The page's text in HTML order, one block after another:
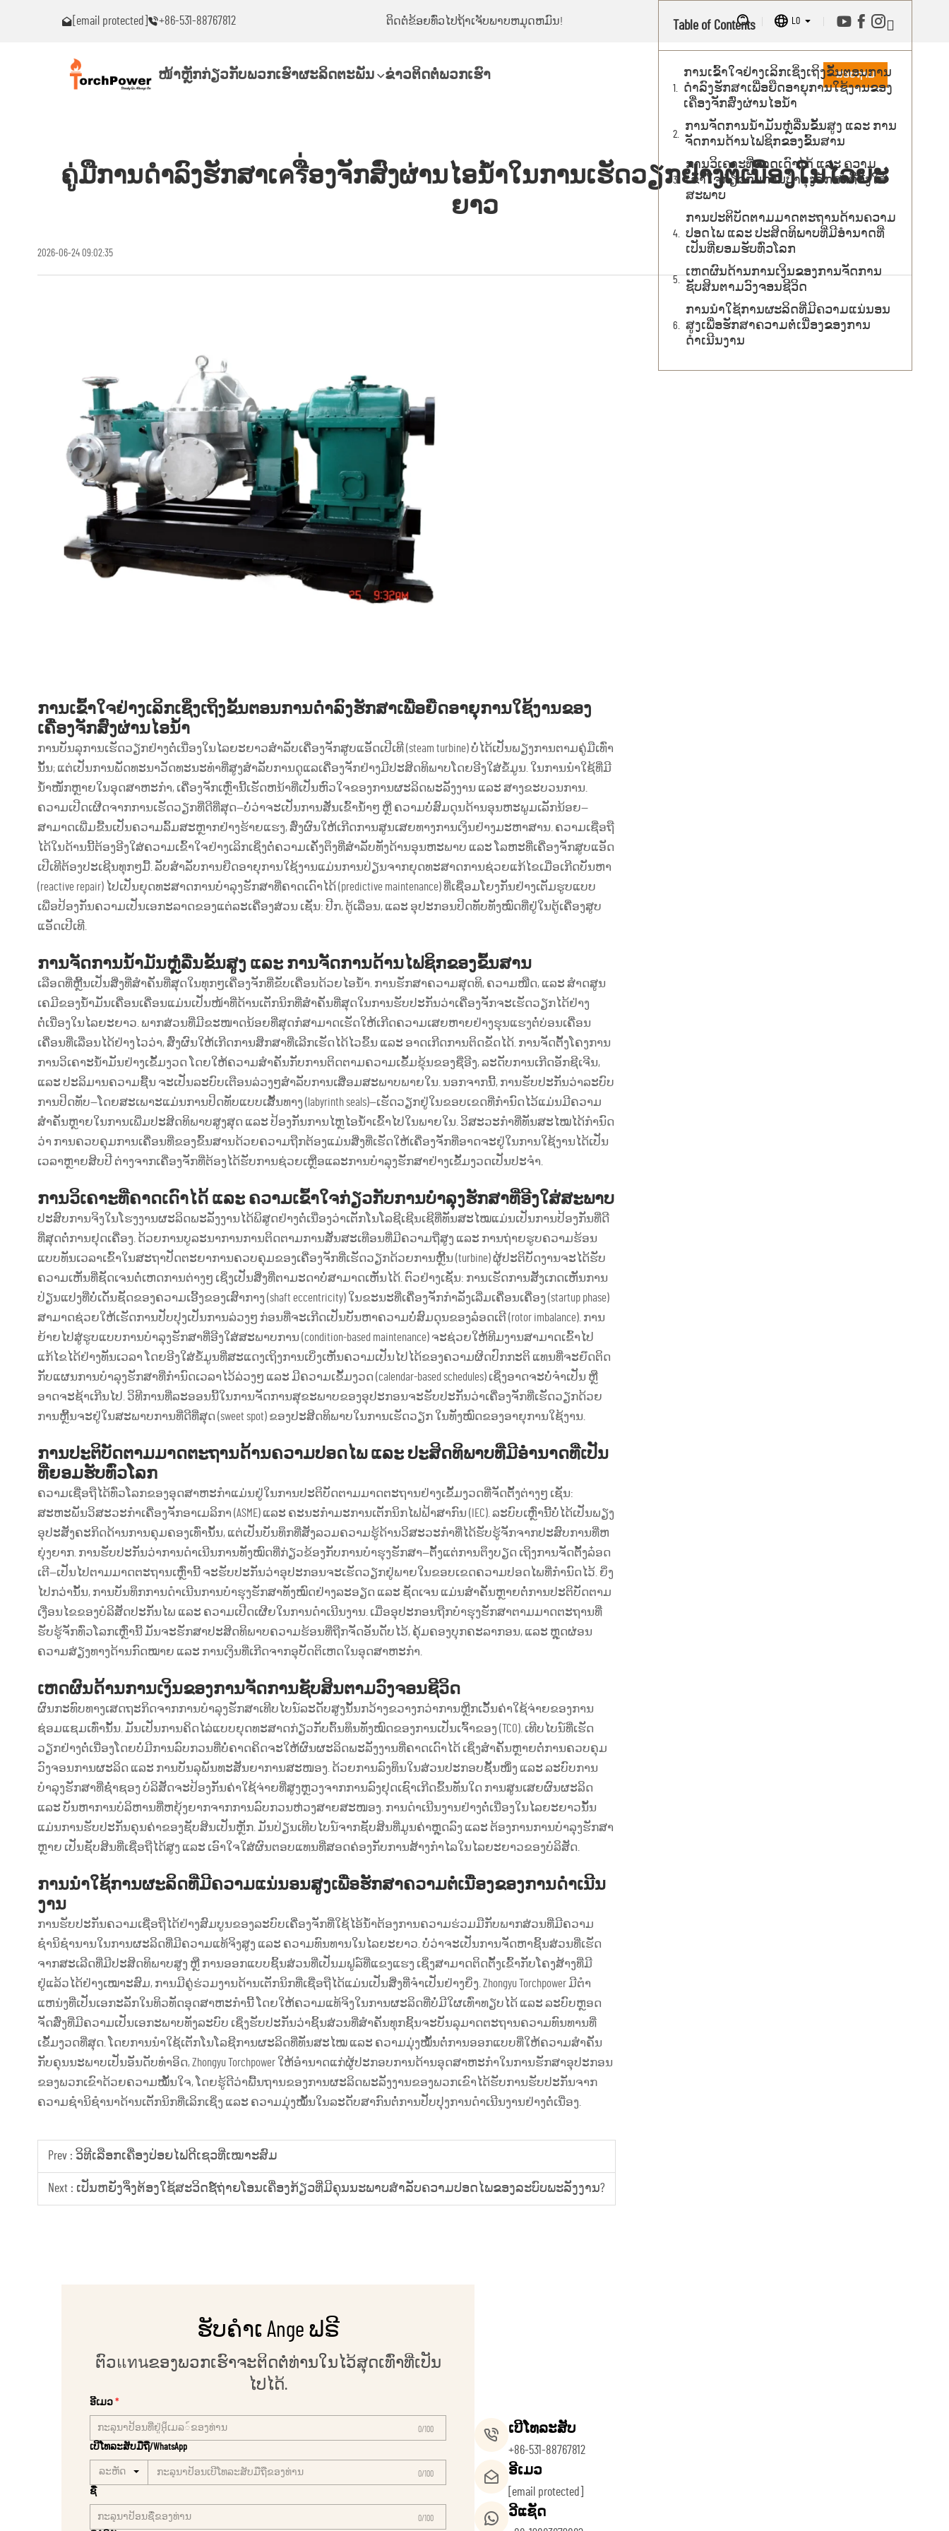
[email protected] +86-531-88767812
ຕິດຕໍ່ຂ້ອຍທົ່ວໄປຖ້າເຈັບພາບຫມຸດຫມົນ! ຕິດຕໍ່ຂ້ອຍທົ່ວໄປຖ້າເຈັບພາບຫມຸດຫມົນ! LO
ໜ້າຫຼັກກ່ຽວກັບພວກເຮົາຜະລິດຕະພັນ ຂ່າວຕິດຕໍ່ພວກເຮົາ ສອບຖາມ
ຄູ່ມືການດຳລົງຮັກສາເครື່ອງຈັກສົ່ງຜ່ານໄອນ້ຳໃນການເຮັດວຽກຢ່າງຕໍ່ເນື່ອງໃນໄລຍະ
ຍາວ
2026-06-24 09:02:35
ການເຂົ້າໃຈຢ່າງເລິກເຊິ່ງເຖິງຂັ້ນຕອນການດຳລົງຮັກສາເພື່ອຍືດອາຍຸການໃຊ້ງານຂອງ
ເຄື່ອງຈັກສົ່ງຜ່ານໄອນ້ຳ
ການບັນລຸການເຮັດວຽກຢ່າງຕໍ່ເນື່ອງໃນໄລຍະຍາວສຳລັບເຄື່ອງຈັກສູບແອັດເປີເທີ (steam turbine) ບໍ່ໄດ້ເປັນພຽງການຕາມຄູ່ມືເທົ່າ
ນັ້ນ; ແຕ່ເປັນການພັດທະນາວັດທະນະທຳທີ່ສູງສຳລັບການດູແລເຄື່ອງຈັກຢ່າງມີປະສິດທິພາບໂດຍອີງໃສ່ຂໍ້ມູນ. ໃນການນຳໃຊ້ທີ່ມີ
ນ້ຳໜັກຫຼາຍໃນອຸດສາຫະກຳ, ເຄື່ອງຈັກເຫຼົ່ານີ້ເຮັດຫນ້າທີ່ເປັນຫົວໃຈຂອງການຜະລິດພະລັງງານ ແລະ ສາງຂະບວນການ.
ຄວາມເປີດເຜີດຈາກການເຮັດວຽກທີ່ດີທີ່ສຸດ—ບໍ່ວ່າຈະເປັນການສັ່ນເຂົ້ານ້ຳໆ ຫຼື ຄວາມບໍ່ສົມດຸນດ້ານອຸນຫະພູມເລັກນ້ອຍ—
ສາມາດເພີ່ມຂື້ນເປັນຄວາມລົ້ມສະຫຼາກຢ່າງຮ້າຍແຮງ, ສົ່ງຜົນໃຫ້ເກີດການສູນເສຍທາງການເງິນຢ່າງມະຫາສານ. ຄວາມເຊື່ອຖື
ໄດ້ໃນດ້ານນີ້ຕ້ອງອີງໃສ່ຄວາມເຂົ້າໃຈຢ່າງເລິກເຊິ່ງຕໍ່ຄວາມເຄັ່ງຕຶງທີ່ສຳລັບທັງດ້ານອຸນຫະພາບ ແລະ ໂລຫະທີ່ເຄື່ອງຈັກສູບແອັດ
ເປີເທີຕ້ອງປະເຊີນທຸກໆມື້. ລັບສຳລັບການຍືດອາຍຸການໃຊ້ງານແມ່ນການປ່ຽນຈາກຍຸດທະສາດການຊ່ວຍແກ້ໄຂເມື່ອເກີດບັນຫາ
(reactive repair) ໄປເປັນຍຸດທະສາດການບຳລຸງຮັກສາທີ່ຄາດເດົາໄດ້ (predictive maintenance) ທີ່ເຊື່ອມໂຍງກັນຢ່າງເຕັມຮູບແບບ
ເພື່ອປ້ອງກັນຄວາມເປັນເອກະລາດຂອງແຕ່ລະເຄື່ອງສ່ວນ ເຊັ່ນ: ປີກ, ຕູ້ເລື່ອນ, ແລະ ອຸປະກອນປິດທັບທັງໝົດທີ່ຢູ່ໃນຕູ້ເຄື່ອງສູບ
ແອັດເປີເທີ.
ການຈັດການນ້ຳມັນຫຼໍ່ລື່ນຂັ້ນສູງ ແລະ ການຈັດການດ້ານໄຟຊິກຂອງຂົ້ນສານ
ເລືອດທີ່ຫຼີ້ນເປັນສິ່ງທີ່ສຳຄັນທີ່ສຸດໃນທຸກໆເຄື່ອງຈັກທີ່ຂັບເຄື່ອນດ້ວຍໄອນ້ຳ. ການຮັກສາຄວາມສຸດທິ, ຄວາມໜືດ, ແລະ ສຳດສູນ
ເຄມີຂອງນ້ຳມັນເຄື່ອນເຄື່ອນແມ່ນເປັນໜ້າທີ່ດ້ານເຕັກນິກທີ່ສຳຄັນທີ່ສຸດໃນການຮັບປະກັນວ່າເຄື່ອງຈັກຈະເຮັດວຽກໄດ້ຢ່າງ
ຕໍ່ເນື່ອງໃນໄລຍະຍາວ. ພາກສ່ວນທີ່ມີຂະໜາດນ້ອຍທີ່ສຸດກໍສາມາດເຮັດໃຫ້ເກີດຄວາມເສຍຫາຍຢ່າງຮຸນແຮງຕໍ່ບ່ອນເຄື່ອນ
ເຄື່ອນທີ່ເລື່ອນໄດ້ຢ່າງໄວວ່າ, ສົ່ງຜົນໃຫ້ເກີດການສຶກສາທີ່ເລີກເຮັດໄດ້ໄວຂຶ້ນ ແລະ ອາດເກີດການຕິດຂັດໄດ້. ການຈັດຕັ້ງໂຄງການ
ການວິເຄາະນ້ຳມັນຢ່າງເຂັ້ມງວດ ໂດຍໃຫ້ຄວາມສຳຄັນກັບການຕິດຕາມຄວາມເຂັ້ມຂຸ້ນຂອງຊື່ອີງ, ລະດັບການເກີດອັກຊີເຈີນ,
ແລະ ປະລິມານຄວາມຊື້ນ ຈະເປັນລະບົບເຕືອນລ່ວງໆສຳລັບການເສື່ອມສະພາບພາຍໃນ. ນອກຈາກນີ້, ການຮັບປະກັນວ່າລະບົບ
ການປິດທັບ—ໂດຍສະເພາະແມ່ນການປິດທັບແບບເສັ້ນທາງ (labyrinth seals)—ເຮັດວຽກຢູ່ໃນຂອບເຂດທີ່ກຳນົດໄວ້ແມ່ນມີຄວາມ
ສຳຄັນຫຼາຍໃນການເພີ່ມປະສິດທິພາບສູງສຸດ ແລະ ປ້ອງກັນການໄຫຼໄອນ້ຳເຂົ້າໄປໃນພາຍໃນ. ວິສະວະກຳທີ່ທັນສະໄໝໄດ້ກຳນົດ
ວ່າ ການຄວບຄຸມການເຄື່ອນທີ່ຂອງຂົ້ນສານດ້ວຍຄວາມຖືກຕ້ອງແມ່ນສິ່ງທີ່ເຮັດໃຫ້ເຄື່ອງຈັກທີ່ອາດຈະຢູ່ໃນການໃຊ້ງານໄດ້ເປັນ
ເວລາຫຼາຍສິບປີ ຕ່າງຈາກເຄື່ອງຈັກທີ່ຕ້ອງໄດ້ຮັບການຊ່ວຍເຫຼືອແລະການບໍາລຸງຮັກສາຢ່າງເຂັ້ມງວດເປັນປະຈຳ.
ການວິເຄາະທີ່ຄາດເດົາໄດ້ ແລະ ຄວາມເຂົ້າໃຈກ່ຽວກັບການບໍາລຸງຮັກສາທີ່ອີງໃສ່ສະພາບ
ປະສົບການຈິງໃນໂຮງງານຜະລິດພະລັງງານໄດ້ພິສູດຢ່າງຕໍ່ເນື່ອງວ່າເຕັກໂນໂລຊີເຊີນເຊີທີ່ທັນສະໄໝແມ່ນເປັນການປ້ອງກັນທີ່ດີ
ທີ່ສຸດຕໍ່ການຢຸດເຄື່ອງ. ດ້ວຍການບູລະນາການການຕິດຕາມການສັ່ນສະເທືອນທີ່ມີຄວາມຖີ່ສູງ ແລະ ການຖ່າຍຮູບຄວາມຮ້ອນ
ແບບທັນເວລາເຂົ້າໃນສະຖາປັດຕະຍາການຄວບຄຸມຂອງເຄື່ອງຈັກທີ່ເຮັດວຽກດ້ວຍການຫຼີ້ນ (turbine) ຜູ້ປະຕິບັດງານຈະໄດ້ຮັບ
ຄວາມເຫັນທີ່ຊັດເຈນຕໍ່ເຫດການຕ່າງໆ ເຊິ່ງເປັນສິ່ງທີ່ຕາມະດາບໍ່ສາມາດເຫັນໄດ້. ຕົວຢ່າງເຊັ່ນ: ການເຮັດການສັງເກດເຫັນການ
ປ່ຽນແປງທີ່ບໍ່ເດັ່ນຊັດຂອງຄວາມເອີ້ງຂອງເສົາກາງ (shaft eccentricity) ໃນຂະນະທີ່ເຄື່ອງຈັກກຳລັງເລີ່ມເຄື່ອນເຄື່ອງ (startup phase)
ສາມາດຊ່ວຍໃຫ້ເຮັດການປັບປຸງເປັນການລ່ວງໆ ກ່ອນທີ່ຈະເກີດເປັນບັນຫາຄວາມບໍ່ສົມດຸນຂອງລ໋ອດເຕີ (rotor imbalance). ການ
ຍ້າຍໄປສູ່ຮູບແບບການບໍາລຸງຮັກສາທີ່ອີງໃສ່ສະພາບການ (condition-based maintenance) ຈະຊ່ວຍໃຫ້ທີມງານສາມາດເຂົ້າໄປ
ແກ້ໄຂໄດ້ຢ່າງທັນເວລາ ໂດຍອີງໃສ່ຂໍ້ມູນທີ່ສະແດງເຖິງການເບິ່ງເຫັນຄວາມເປັນໄປໄດ້ຂອງຄວາມຜິດປົກກະຕິ ແທນທີ່ຈະຍึດຕິດ
ກັບແຜນການບໍາລຸງຮັກສາທີ່ກຳນົດເວລາໄວ້ລ່ວງໆ ແລະ ມີຄວາມເຂັ້ມງວດ (calendar-based schedules) ເຊິ່ງອາດຈະບໍ່ຈຳເປັນ ຫຼື
ອາດຈະຊ້າເກີນໄປ. ວິທີການທີ່ລະອອນນີ້ໃນການຈັດການສຸຂະພາບຂອງອຸປະກອນຈະຮັບປະກັນວ່າເຄື່ອງຈັກທີ່ເຮັດວຽກດ້ວຍ
ການຫຼີ້ນຈະຢູ່ໃນສະພາບການທີ່ດີທີ່ສຸດ (sweet spot) ຂອງປະສິດທິພາບໃນການເຮັດວຽກ ໃນທັງໝົດຂອງອາຍຸການໃຊ້ງານ.
ການປະຕິບັດຕາມມາດຕະຖານດ້ານຄວາມປອດໄພ ແລະ ປະສິດທິພາບທີ່ມີອຳນາດທີ່ເປັນ
ທີ່ຍອມຮັບທົ່ວໂລກ
ຄວາມເຊື່ອຖືໄດ້ທົ່ວໂລກຂອງອຸດສາຫະກຳແມ່ນຢູ່ໃນການປະຕິບັດຕາມມາດຕະຖານຢ່າງເຂັ້ມງວດທີ່ຈັດຕັ້ງຕ່າງໆ ເຊັ່ນ:
ສະຫະພັນວິສະວະກຳເຄື່ອງຈັກອາເມລິກາ (ASME) ແລະ ຄະນະກຳມະການເຕັກນິກໄຟຟ້າສາກົນ (IEC). ລະບົບເຫຼົ່ານີ້ບໍ່ໄດ້ເປັນພຽງ
ອຸປະສັງຄະກິດດ້ານການຄຸມຄອງເທົ່ານັ້ນ, ແຕ່ເປັນບັນທຶກທີ່ສັງລວມຄວາມຮູ້ດ້ານວິສະວະກຳທີ່ໄດ້ຮັບຮູ້ຈັກຈາກປະສົບການທີ່ຫ
ຍຸ່ງຍາກ. ການຮັບປະກັນວ່າການດຳເນີນການທັງໝົດທີ່ກ່ຽວຂ້ອງກັບການບໍາຮຸງຮັກສາ—ຕັ້ງແຕ່ການຕຶງບຽດ ເຖິງການຈັດຕັ້ງລ໋ອດ
ເຕີ—ເປັນໄປຕາມມາດຕະຖານເຫຼົ່ານີ້ ຈະຮັບປະກັນວ່າອຸປະກອນຈະເຮັດວຽກຢູ່ພາຍໃນຂອບເຂດຄວາມປອດໄພທີ່ກຳນົດໄວ້. ຍິ່ງ
ໄປກວ່ານັ້ນ, ການບັນທຶກການດຳເນີນການບໍາຮຸງຮັກສາທັງໝົດຢ່າງລະອຽດ ແລະ ຊັດເຈນ ແມ່ນສຳຄັນຫຼາຍຕໍ່ການປະຕິບັດຕາມ
ເງື່ອນໄຂຂອງບໍລິສັດປະກັນໄພ ແລະ ຄວາມເປີດເຜີຍໃນການດຳເນີນງານ. ເມື່ອອຸປະກອນຖືກບໍາຮຸງຮັກສາຕາມມາດຕະຖານທີ່
ຮັບຮູ້ຈັກທົ່ວໂລກເຫຼົ່ານີ້ ມັນຈະຮັກສາປະສິດທິພາບຄວາມຮ້ອນທີ່ຖືກຈັດອັນດັບໄວ້, ຄຸ້ມຄອງບຸກຄະລາກອນ, ແລະ ຫຼຸດຜ່ອນ
ຄວາມສ່ຽງທາງດ້ານກົດໝາຍ ແລະ ການເງິນທີ່ເກີດຈາກອຸບັດຕິເຫດໃນອຸດສາຫະກຳ.
ເຫດຜົນດ້ານການເງິນຂອງການຈັດການຊັບສິນຕາມວົງຈອນຊີວິດ
ຜົນກະທົບທາງເສດຖະກິດຈາກການບຳລຸງຮັກສາເທີບໄບນ໌ລະດັບສູງນັ້ນກວ້າງຂວາງກວ່າການຫຼີກເວັ້ນຄ່າໃຊ້ຈ່າຍຂອງການ
ຊ່ອມແຊມເທົ່ານັ້ນ. ມັນເປັນການຄິດໄລ່ແບບຍຸດທະສາດກ່ຽວກັບຕົ້ນທຶນທັງໝົດຂອງການເປັນເຈົ້າຂອງ (TCO). ເທີບໄບນ໌ທີ່ເຮັດ
ວຽກຢ່າງຕໍ່ເນື່ອງໂດຍບໍ່ມີການລົບກວນທີ່ບໍ່ຄາດຄິດຈະໃຫ້ຜົນຜະລິດພະລັງງານທີ່ຄາດເດົາໄດ້ ເຊິ່ງສຳຄັນຫຼາຍຕໍ່ການຄວບຄຸມ
ວົງຈອນການຜະລິດ ແລະ ການບັນລຸພັນທະສັນຍາການສະໜອງ. ດ້ວຍການລົງທຶນໃນສ່ວນປະກອບຊັ້ນໜຶ່ງ ແລະ ລະບົບການ
ບຳລຸງຮັກສາທີ່ຊ່ຳຊອງ ບໍລິສັດຈະປ້ອງກັນຄ່າໃຊ້ຈ່າຍທີ່ສູງຫຼວງຈາກການລົງຢຸດເຊົາເກີດຂຶ້ນທັນໃດ ການສູນເສຍຜົນຜະລິດ
ແລະ ບັນຫາການບໍລິຫານທີ່ຫຍຸ້ງຍາກຈາກການລົບກວນຫ່ວງສາຍສະໜອງ. ການດຳເນີນງານຢ່າງຕໍ່ເນື່ອງໃນໄລຍະຍາວນັ້ນ
ແມ່ນການຮັບປະກັນຄຸນຄ່າຂອງຊັບສິນເປັນຫຼັກ. ມັນປ່ຽນເທີບໄບນ໌ຈາກຊັບສິນທີ່ມູນຄ່າຫຼຸດລົງ ແລະ ຕ້ອງການການບຳລຸງຮັກສາ
ຫຼາຍ ເປັນຊັບສິນທີ່ເຊື່ອຖືໄດ້ສູງ ແລະ ເອົາໃຈໃສ່ຜົນຕອບແທນທີ່ສອດຄ່ອງກັບການສ້າງກຳໄລໃນໄລຍະຍາວຂອງບໍລິສັດ.
ການນຳໃຊ້ການຜະລິດທີ່ມີຄວາມແນ່ນອນສູງເພື່ອຮັກສາຄວາມຕໍ່ເນື່ອງຂອງການດຳເນີນ
ງານ
ການຮັບປະກັນຄວາມເຊື່ອຖືໄດ້ຢ່າງສົມບູນຂອງລະບົບເຄື່ອງຈັກທີ່ໃຊ້ໄອ້ນ້ຳຕ້ອງການຄວາມຮ່ວມມືກັບພາກສ່ວນທີ່ມີຄວາມ
ຊຳນິຊຳນານໃນການຜະລິດທີ່ມີຄວາມແທ້ຈິງສູງ ແລະ ຄວາມທົນທານໃນໄລຍະຍາວ. ບໍ່ວ່າຈະເປັນການຈັດຫາຊິ້ນສ່ວນທີ່ເຮັດ
ຈາກສະເລີດທີ່ມີປະສິດທິພາບສູງ ຫຼື ການອອກແບບຊິ້ນສ່ວນທີ່ເປັນມຟູລ໌ທີ່ແຂງແຮງ ເຊິ່ງສາມາດຕິດຕັ້ງເຂົ້າກັບໂຄງສ້າງທີ່ມີ
ຢູ່ແລ້ວໄດ້ຢ່າງເໝາະສົມ, ການມີຄູ່ຮ່ວມງານດ້ານເຕັກນິກທີ່ເຊື່ອຖືໄດ້ແມ່ນເປັນສິ່ງທີ່ຈຳເປັນຢ່າງຍິ່ງ. Zhongyu Torchpower ມີຕຳ
ແຫນ່ງທີ່ເປັນເອກະລັກໃນທິວທັດອຸດສາຫະກຳນີ້ ໂດຍໃຫ້ຄວາມແທ້ຈິງໃນການຜະລິດທີ່ບໍ່ມີໃຜເທົ່າທຽບໄດ້ ແລະ ລະບົບຫຼອດ
ຈັດສົ່ງທີ່ມີຄວາມເປັນເອກະພາບທັງລະບົບ ເຊິ່ງຮັບປະກັນວ່າຊິ້ນສ່ວນທີ່ສຳຄັນທຸກຊິ້ນຈະບັນລຸມາດຕະຖານຄວາມທົນທານທີ່
ເຂັ້ມງວດທີ່ສຸດ. ໂດຍການນຳໃຊ້ເຕັກໂນໂລຊີການຜະລິດທີ່ທັນສະໄໝ ແລະ ຄວາມມຸ່ງໝັ້ນຕໍ່ການອອກແບບທີ່ໃຫ້ຄວາມສຳຄັນ
ກັບຄຸນນະພາບເປັນອັນດັບທຳອິດ, Zhongyu Torchpower ໃຫ້ອຳນາດແກ່ຜູ້ປະກອບການດ້ານອຸດສາຫະກຳໃນການຮັກສາອຸປະກອນ
ຂອງພວກເຂົາດ້ວຍຄວາມໝັ້ນໃຈ, ໂດຍຮູ້ດີວ່າພື້ນຖານຂອງການຜະລິດພະລັງງານຂອງພວກເຂົາໄດ້ຮັບການຮັບປະກັນຈາກ
ຄວາມຊຳນິຊຳນາດ້ານເຕັກນິກທີ່ເລິກເຊິ່ງ ແລະ ຄວາມມຸ່ງໝັ້ນໃນລະດັບສາກົນຕໍ່ການປັບປຸງການດຳເນີນງານຢ່າງຕໍ່ເນື່ອງ.
Prev : ວິທີເລືອກເຄື່ອງປ່ອຍໄຟດີເຊວທີ່ເໝາະສົມ
Next : ເປັນຫຍັງຈຶ່ງຕ້ອງໃຊ້ສະວິດຊ໌ຖ່າຍໂອນເຄື່ອງກ້ຽວທີ່ມີຄຸນນະພາບສຳລັບຄວາມປອດໄພຂອງລະບົບພະລັງງານ?
Table of Contents
ການເຂົ້າໃຈຢ່າງເລິກເຊິ່ງເຖິງຂັ້ນຕອນການ
ດຳລົງຮັກສາເພື່ອຍືດອາຍຸການໃຊ້ງານຂອງ
ເຄື່ອງຈັກສົ່ງຜ່ານໄອນ້ຳ
ການຈັດການນ້ຳມັນຫຼໍ່ລື່ນຂັ້ນສູງ ແລະ ການ
ຈັດການດ້ານໄຟຊິກຂອງຂົ້ນສານ
ການວິເຄາະທີ່ຄາດເດົາໄດ້ ແລະ ຄວາມ
ເຂົ້າໃຈກ່ຽວກັບການບໍາລຸງຮັກສາທີ່ອີງໃສ່
ສະພາບ
ການປະຕິບັດຕາມມາດຕະຖານດ້ານຄວາມ
ປອດໄພ ແລະ ປະສິດທິພາບທີ່ມີອຳນາດທີ່
ເປັນທີ່ຍອມຮັບທົ່ວໂລກ
ເຫດຜົນດ້ານການເງິນຂອງການຈັດການ
ຊັບສິນຕາມວົງຈອນຊີວິດ
ການນຳໃຊ້ການຜະລິດທີ່ມີຄວາມແນ່ນອນ
ສູງເພື່ອຮັກສາຄວາມຕໍ່ເນື່ອງຂອງການ
ດຳເນີນງານ
ຮັບຄຳເ Ange ຟຣີ
ຕົວแทนຂອງພວກເຮົາຈະຕິດຕໍ່ທ່ານໃນໄວ້ສຸດເທົ່າທີ່ເປັນ
ໄປໄດ້.
ອີເມວ
0/100
ເບີໂທລະສັບມືຖື/WhatsApp
ລະຫັດ 0/100
ຊື່
0/100
ເບີໂທລະສັບ
+86-531-88767812
ອີເມວ
[email protected]
ວີແຊັດ